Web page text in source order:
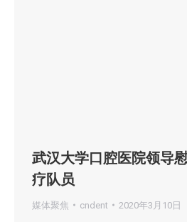
武汉大学口腔医院领导
疗队员
媒体聚焦 cndent 2020年3月10日